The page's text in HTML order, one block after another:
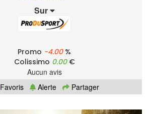
Sur
Promo -4.00%
Colissimo 0.00€
Aucun avis
Favoris
Alerte Partager